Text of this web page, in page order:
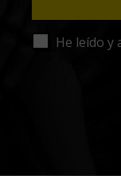
He leído y